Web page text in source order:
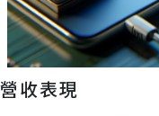
營收表現